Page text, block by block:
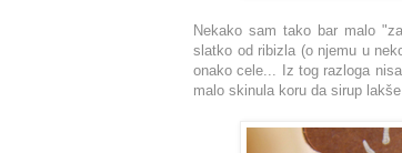
Nekako sam tako bar malo
slatko od ribizla (o njemu u
onako cele... Iz tog razloga
malo skinula koru da sirup